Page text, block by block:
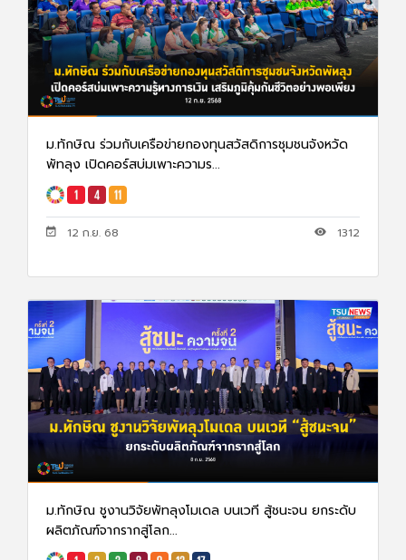
ม.ทักษิณ ร่วมกับเครือข่ายกองทุนสวัสดิการชุมชนจังหวัด
พัทลุง เปิดคอร์สบ่มเพาะความร...
12 ก.ย. 68 1312
ม.ทักษิณ ชูงานวิจัยพัทลุงโมเดล บนเวที สู้ชนะจน ยกระดับ
ผลิตภัณฑ์จากรากสู่โลก...